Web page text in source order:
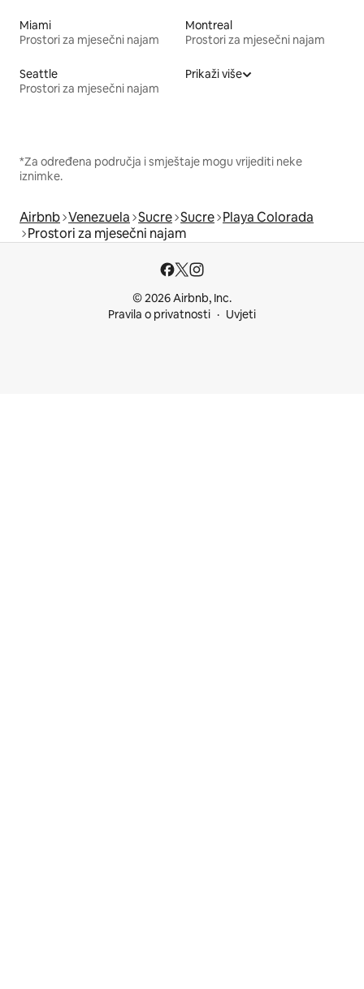
Miami
Prostori za mjesečni najam
Montreal
Prostori za mjesečni najam
Seattle
Prostori za mjesečni najam
Prikaži više
*Za određena područja i smještaje mogu vrijediti neke
iznimke.
Airbnb Venezuela Sucre Sucre Playa Colorada
Prostori za mjesečni najam
© 2026 Airbnb, Inc.
Pravila o privatnosti
Uvjeti